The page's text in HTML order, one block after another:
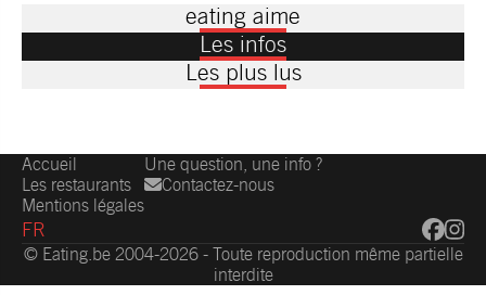
eating aime
Les infos
Les plus lus
Accueil
Les restaurants
Mentions légales
Une question, une info ?
Contactez-nous
FR
© Eating.be 2004-2026 - Toute reproduction même partielle
interdite